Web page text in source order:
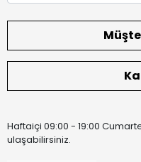
Haftaiçi 09:00 - 19:00
ulaşabilirsiniz.